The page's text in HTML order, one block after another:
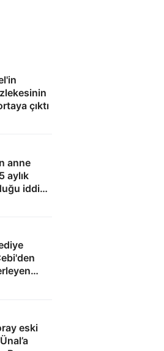
çıktı
anne
aylık
iddia
eski